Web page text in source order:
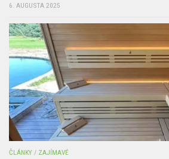
6. AUGUSTA 2025
ČLÁNKY / ZAJÍMAVÉ